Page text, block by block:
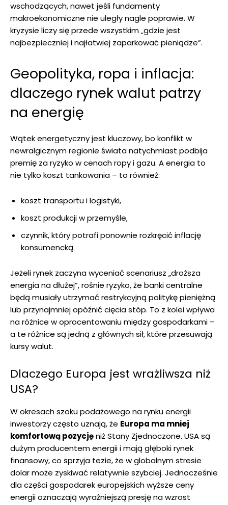
wschodzących, nawet jeśli fundamenty
makroekonomiczne nie uległy nagle poprawie. W
kryzysie liczy się przede wszystkim „gdzie jest
najbezpieczniej i najłatwiej zaparkować pieniądze”.
Geopolityka, ropa i inflacja:
dlaczego rynek walut patrzy
na energię
Wątek energetyczny jest kluczowy, bo konflikt w
newralgicznym regionie świata natychmiast podbija
premię za ryzyko w cenach ropy i gazu. A energia to
nie tylko koszt tankowania – to również:
koszt transportu i logistyki,
koszt produkcji w przemyśle,
czynnik, który potrafi ponownie rozkręcić inflację
konsumencką.
Jeżeli rynek zaczyna wyceniać scenariusz „droższa
energia na dłużej”, rośnie ryzyko, że banki centralne
będą musiały utrzymać restrykcyjną politykę pieniężną
lub przynajmniej opóźnić cięcia stóp. To z kolei wpływa
na różnice w oprocentowaniu między gospodarkami –
a te różnice są jedną z głównych sił, które przesuwają
kursy walut.
Dlaczego Europa jest wrażliwsza niż
USA?
W okresach szoku podażowego na rynku energii
inwestorzy często uznają, że Europa ma mniej
komfortową pozycjęniż Stany Zjednoczone. USA są
dużym producentem energii i mają głęboki rynek
finansowy, co sprzyja tezie, że w globalnym stresie
dolar może zyskiwać relatywnie szybciej. Jednocześnie
dla części gospodarek europejskich wyższe ceny
energii oznaczają wyraźniejszą presję na wzrost